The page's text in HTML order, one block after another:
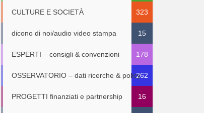
CULTURE E SOCIETÀ 323
dicono di noi/audio video stampa 15
ESPERTI – consigli & convenzioni 178
OSSERVATORIO – dati ricerche & policy262
PROGETTI finanziati e partnership 16